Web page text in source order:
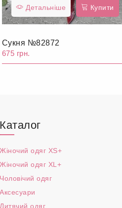
Детальніше Купити
Сукня №82872
675 грн.
Каталог
Жіночий одяг XS+
Жіночий одяг XL+
Чоловічий одяг
Аксесуари
Дитячий одяг